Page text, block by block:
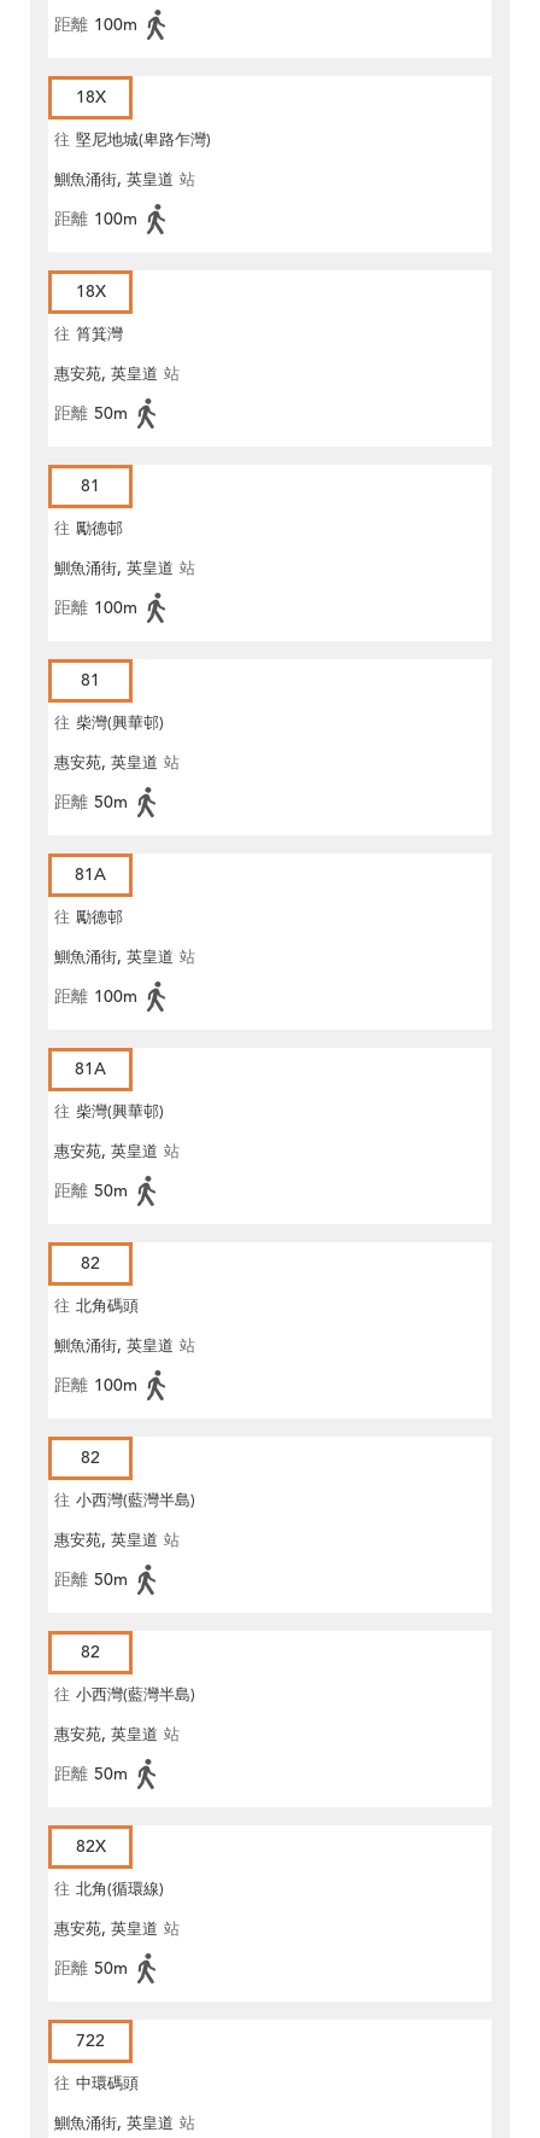
距離 100m
18X
往 堅尼地城(卑路乍灣)
鰂魚涌街, 英皇道 站
距離 100m
18X
往 筲箕灣
惠安苑, 英皇道 站
距離 50m
81
往 勵德邨
鰂魚涌街, 英皇道 站
距離 100m
81
往 柴灣(興華邨)
惠安苑, 英皇道 站
距離 50m
81A
往 勵德邨
鰂魚涌街, 英皇道 站
距離 100m
81A
往 柴灣(興華邨)
惠安苑, 英皇道 站
距離 50m
82
往 北角碼頭
鰂魚涌街, 英皇道 站
距離 100m
82
往 小西灣(藍灣半島)
惠安苑, 英皇道 站
距離 50m
82
往 小西灣(藍灣半島)
惠安苑, 英皇道 站
距離 50m
82X
往 北角(循環線)
惠安苑, 英皇道 站
距離 50m
722
往 中環碼頭
鰂魚涌街, 英皇道 站